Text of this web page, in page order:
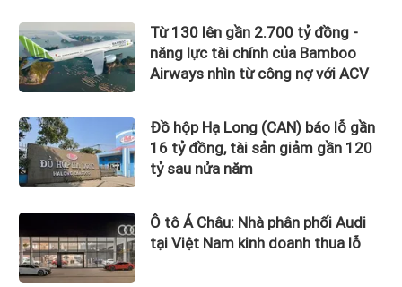
Từ 130 lên gần 2.700 tỷ đồng -
năng lực tài chính của Bamboo
Airways nhìn từ công nợ với ACV
Đồ hộp Hạ Long (CAN) báo lỗ gần
16 tỷ đồng, tài sản giảm gần 120
tỷ sau nửa năm
Ô tô Á Châu: Nhà phân phối Audi
tại Việt Nam kinh doanh thua lỗ